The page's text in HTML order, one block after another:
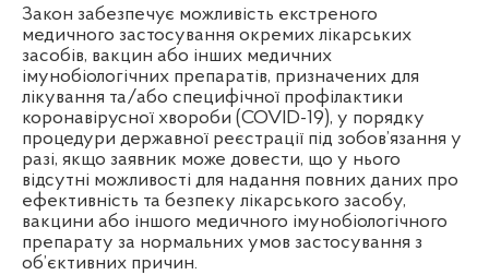
Закон забезпечує можливість екстреного
медичного застосування окремих лікарських
засобів, вакцин або інших медичних
імунобіологічних препаратів, призначених для
лікування та/або специфічної профілактики
коронавірусної хвороби (COVID-19), у порядку
процедури державної реєстрації під зобов’язання у
разі, якщо заявник може довести, що у нього
відсутні можливості для надання повних даних про
ефективність та безпеку лікарського засобу,
вакцини або іншого медичного імунобіологічного
препарату за нормальних умов застосування з
об’єктивних причин.